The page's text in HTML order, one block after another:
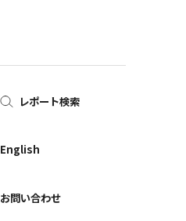
レポート検索
English
お問い合わせ